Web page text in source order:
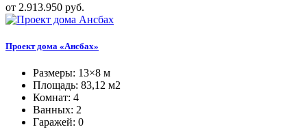
от 2.913.950 руб.
Проект дома «Ансбах»
Размеры: 13×8 м
Площадь: 83,12 м2
Комнат: 4
Ванных: 2
Гаражей: 0